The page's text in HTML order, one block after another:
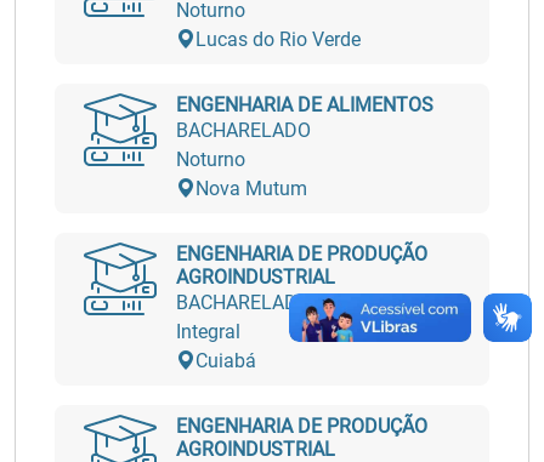
Noturno
Lucas do Rio Verde
ENGENHARIA DE ALIMENTOS
BACHARELADO
Noturno
Nova Mutum
ENGENHARIA DE PRODUÇÃO
AGROINDUSTRIAL
BACHARELADO
Integral
Cuiabá
ENGENHARIA DE PRODUÇÃO
AGROINDUSTRIAL